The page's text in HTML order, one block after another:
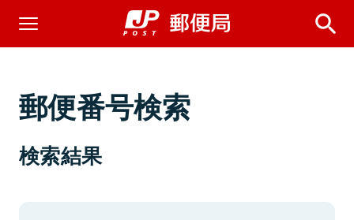
郵便番号検索
検索結果